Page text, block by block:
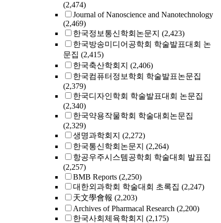
(2,474)
Journal of Nanoscience and Nanotechnology
(2,469)
한국정보통신학회논문지 (2,423)
한국방송미디어공학회 학술발표대회 논
문집 (2,415)
한국축산학회지 (2,406)
한국컴퓨터정보학회 학술발표논문집
(2,379)
한국디자인학회 학술발표대회 논문집
(2,340)
한국약용작물학회 학술대회논문집
(2,329)
생명과학회지 (2,272)
한국통신학회논문지 (2,264)
항공우주시스템공학회 학술대회 발표집
(2,257)
BMB Reports (2,250)
대한외과학회 학술대회 초록집 (2,247)
天文學會報 (2,203)
Archives of Pharmacal Research (2,200)
한국사회체육학회지 (2,175)